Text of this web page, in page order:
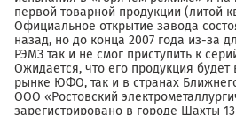
первой товарной продукции (литой
Официальное открытие завода
назад, но до конца 2007 года из-за
РЭМЗ так и не смог приступить к
Ожидается, что его продукция будет
рынке ЮФО, так и в странах
ООО «Ростовский
зарегистрировано в городе Шахты